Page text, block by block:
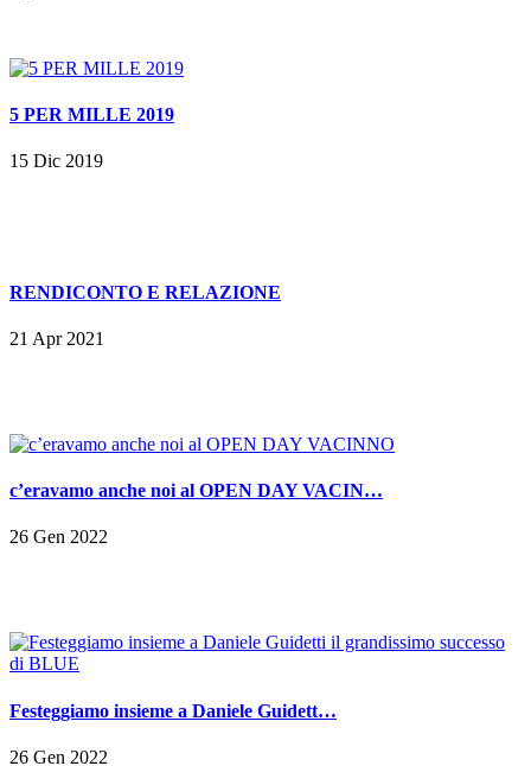
5 PER MILLE 2019
15 Dic 2019
RENDICONTO E RELAZIONE
21 Apr 2021
c’eravamo anche noi al OPEN DAY VACIN…
26 Gen 2022
Festeggiamo insieme a Daniele Guidett…
26 Gen 2022